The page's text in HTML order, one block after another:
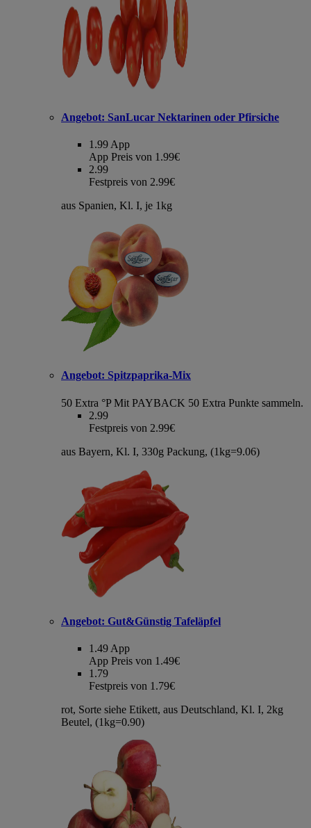
Angebot: SanLucar Nektarinen oder Pfirsiche
1.99 App
App Preis von 1.99€
2.99
Festpreis von 2.99€
aus Spanien, Kl. I, je 1kg
Angebot: Spitzpaprika-Mix
50 Extra °P Mit PAYBACK 50 Extra Punkte sammeln.
2.99
Festpreis von 2.99€
aus Bayern, Kl. I, 330g Packung, (1kg=9.06)
Angebot: Gut&Günstig Tafeläpfel
1.49 App
App Preis von 1.49€
1.79
Festpreis von 1.79€
rot, Sorte siehe Etikett, aus Deutschland, Kl. I, 2kg
Beutel, (1kg=0.90)